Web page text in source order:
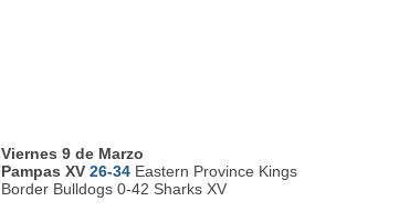
Viernes 9 de Marzo
Pampas XV 26-34 Eastern Province Kings
Border Bulldogs 0-42 Sharks XV